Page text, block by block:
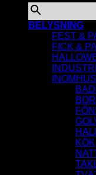
BELYSNING
FEST &
FICK &
KÖK